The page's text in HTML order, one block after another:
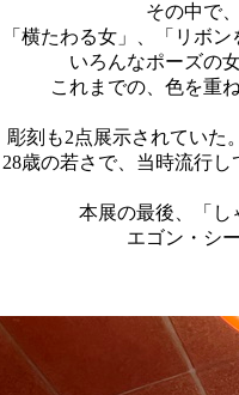
その中で
「横たわる女」、「リボ
いろんなポーズの
これまでの、色を重
彫刻も2点展示されていた
28歳の若さで、当時流行
本展の最後、「し
エゴン・シ